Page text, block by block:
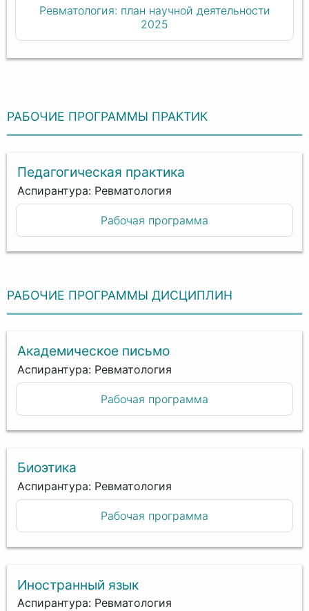
Ревматология: план научной деятельности
2025
РАБОЧИЕ ПРОГРАММЫ ПРАКТИК
Педагогическая практика
Аспирантура: Ревматология
Рабочая программа
РАБОЧИЕ ПРОГРАММЫ ДИСЦИПЛИН
Академическое письмо
Аспирантура: Ревматология
Рабочая программа
Биоэтика
Аспирантура: Ревматология
Рабочая программа
Иностранный язык
Аспирантура: Ревматология